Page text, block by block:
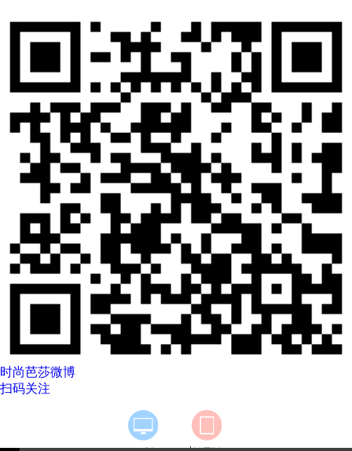
时尚芭莎微博
扫码关注